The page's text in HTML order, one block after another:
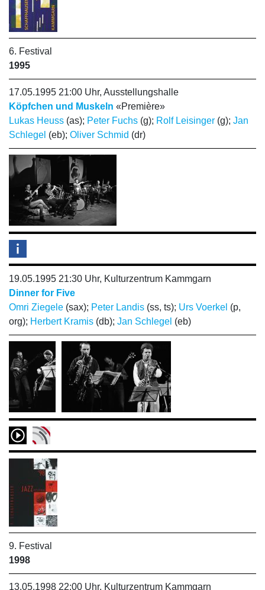
6. Festival
1995
17.05.1995 21:00 Uhr, Ausstellungshalle
Köpfchen und Muskeln «Première»
Lukas Heuss (as); Peter Fuchs (g); Rolf Leisinger (g); Jan
Schlegel (eb); Oliver Schmid (dr)
19.05.1995 21:30 Uhr, Kulturzentrum Kammgarn
Dinner for Five
Omri Ziegele (sax); Peter Landis (ss, ts); Urs Voerkel (p,
org); Herbert Kramis (db); Jan Schlegel (eb)
9. Festival
1998
13.05.1998 22:00 Uhr, Kulturzentrum Kammgarn